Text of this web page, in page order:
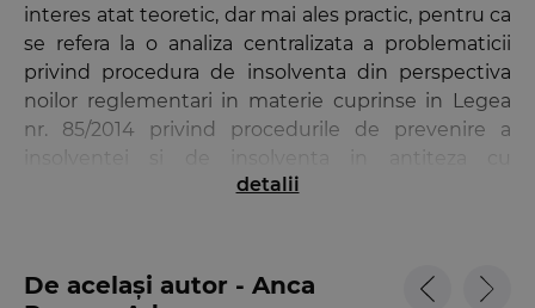
interes atat teoretic, dar mai ales practic, pentru ca
se refera la o analiza centralizata a problematicii
privind procedura de insolventa din perspectiva
noilor reglementari in materie cuprinse in Legea
nr. 85/2014 privind procedurile de prevenire a
procedura insolventei reglementata de Legea nr.
oricine doreste sa desluseasca acest domeniu
specializat.
detalii
De același autor - Anca